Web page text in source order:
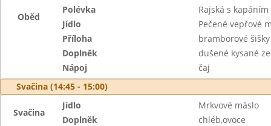
Oběd
Polévka
Rajská s kapáním
Jídlo
Pečené vepřové
Příloha
bramborové šišky
Doplněk
dušené kysané
Nápoj
čaj
Svačina (14:45 - 15:00)
Svačina
Jídlo
Mrkvové máslo
Doplněk
chléb,ovoce